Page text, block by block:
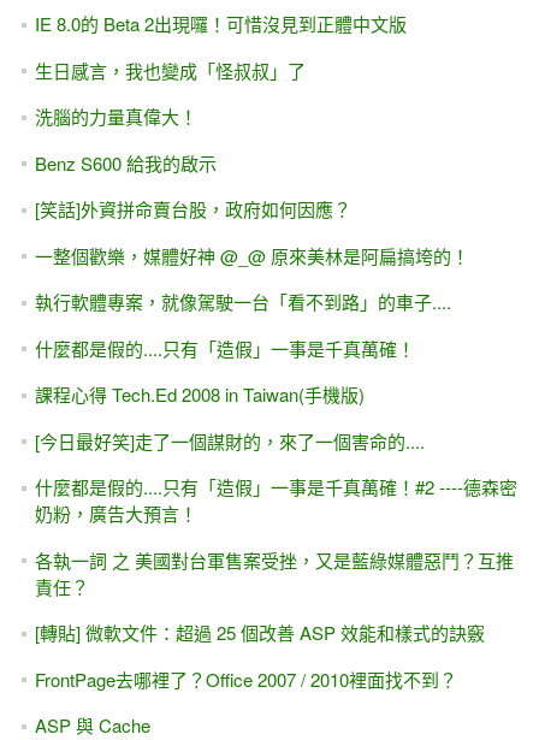
IE 8.0的 Beta 2出現囉！可惜沒見到正體中文版
生日感言，我也變成「怪叔叔」了
洗腦的力量真偉大！
Benz S600 給我的啟示
[笑話]外資拼命賣台股，政府如何因應？
一整個歡樂，媒體好神 @_@ 原來美林是阿扁搞垮的！
執行軟體專案，就像駕駛一台「看不到路」的車子....
什麼都是假的....只有「造假」一事是千真萬確！
課程心得 Tech.Ed 2008 in Taiwan(手機版)
[今日最好笑]走了一個謀財的，來了一個害命的....
什麼都是假的....只有「造假」一事是千真萬確！#2 ----德森密
奶粉，廣告大預言！
各執一詞 之 美國對台軍售案受挫，又是藍綠媒體惡鬥？互推
責任？
[轉貼] 微軟文件：超過 25 個改善 ASP 效能和樣式的訣竅
FrontPage去哪裡了？Office 2007 / 2010裡面找不到？
ASP 與 Cache